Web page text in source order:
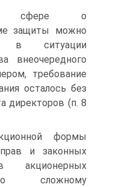
сфере о
защиты можно
в ситуации
внеочередного
требование
осталось без
директоров (п. 8
формы
и законных
акционерных
сложному